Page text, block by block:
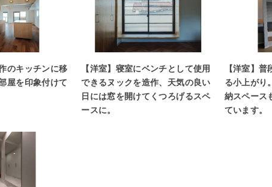
のキッチンに移
屋を印象付けて
【洋室】寝室にベンチとして使用
できるヌックを造作、天気の良い
日には窓を開けてくつろげるスペ
ースに。
【洋室】
る小上がり
納スペース
ています。